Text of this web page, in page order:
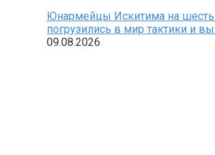
Юнармейцы Искитима на
погрузились в мир тактики и
09.08.2026